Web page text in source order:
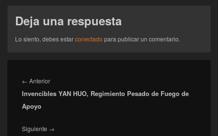
Deja una respuesta
Lo siento, debes estarconectado para publicar un comentario.
de
entradas
← AnteriorEntrada
anterior:
Invencibles YAN HUO, Regimiento Pesado de Fuego de
Apoyo
Siguiente →